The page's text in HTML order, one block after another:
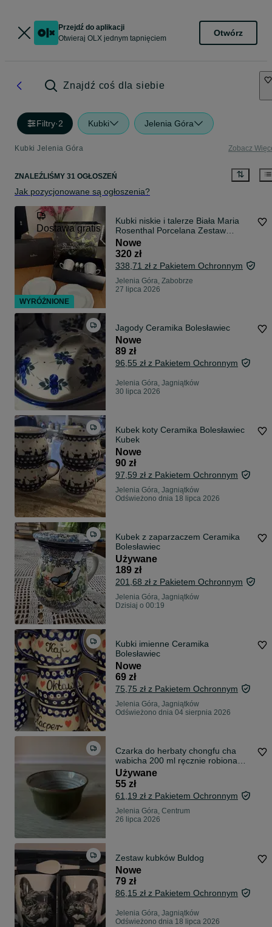
Przejdź do aplikacji
Otwieraj OLX jednym tapnięciem
Otwórz
Znajdź coś dla siebie
Filtry·2 Kubki Jelenia Góra
Kubki Jelenia Góra Zobacz
ZNALEŹLIŚMY 31 OGŁOSZEŃ
Jak pozycjonowane są ogłoszenia?
Dostawa gratis
Kubki niskie i talerze Biała Maria
Rosenthal Porcelana Zestaw
prezentowy
Nowe
320 zł
338,71 zł z Pakietem Ochronnym
Jelenia Góra, Zabobrze
27 lipca 2026
Jagody Ceramika Bolesławiec
Nowe
89 zł
96,55 zł z Pakietem Ochronnym
Jelenia Góra, Jagniątków
30 lipca 2026
Kubek koty Ceramika Bolesławiec
Kubek
Nowe
90 zł
97,59 zł z Pakietem Ochronnym
Jelenia Góra, Jagniątków
Odświeżono dnia 18 lipca 2026
Kubek z zaparzaczem Ceramika
Bolesławiec
Używane
189 zł
201,68 zł z Pakietem Ochronnym
Jelenia Góra, Jagniątków
Dzisiaj o 00:19
Kubki imienne Ceramika
Bolesławiec
Nowe
69 zł
75,75 zł z Pakietem Ochronnym
Jelenia Góra, Jagniątków
Odświeżono dnia 04 sierpnia 2026
Czarka do herbaty chongfu cha
wabicha 200 ml ręcznie robiona
cehamika
Używane
55 zł
61,19 zł z Pakietem Ochronnym
Jelenia Góra, Centrum
26 lipca 2026
Zestaw kubków Buldog
Nowe
79 zł
86,15 zł z Pakietem Ochronnym
Jelenia Góra, Jagniątków
Odświeżono dnia 18 lipca 2026
WYRÓŻNIONE